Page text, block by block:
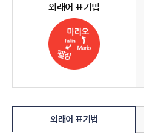
외래어 표기법
외래어 표기법